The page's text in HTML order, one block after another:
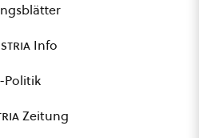
Info
Politik
Zeitung